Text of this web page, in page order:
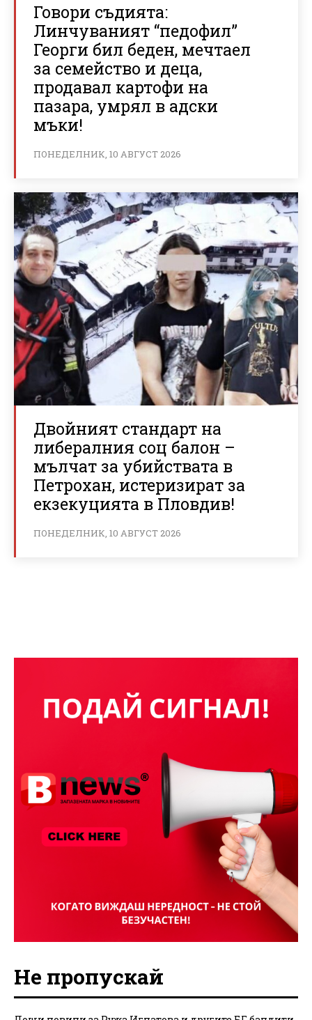
Говори съдията:
Линчуваният “педофил”
Георги бил беден, мечтаел
за семейство и деца,
продавал картофи на
пазара, умрял в адски
мъки!
ПОНЕДЕЛНИК, 10 АВГУСТ 2026
Двойният стандарт на
либералния соц балон –
мълчат за убийствата в
Петрохан, истеризират за
екзекуцията в Пловдив!
ПОНЕДЕЛНИК, 10 АВГУСТ 2026
Не пропускай